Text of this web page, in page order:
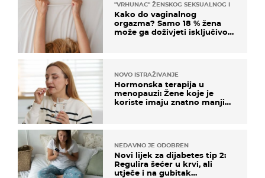
"VRHUNAC" ŽENSKOG SEKSUALNOG ISKUSTVA
Kako do vaginalnog
orgazma? Samo 18 % žena
može ga doživjeti isključivo
NOVO ISTRAŽIVANJE
Hormonska terapija u
menopauzi: Žene koje je
koriste imaju znatno manji
NEDAVNO JE ODOBREN
Novi lijek za dijabetes tip 2:
Regulira šećer u krvi, ali
utječe i na gubitak